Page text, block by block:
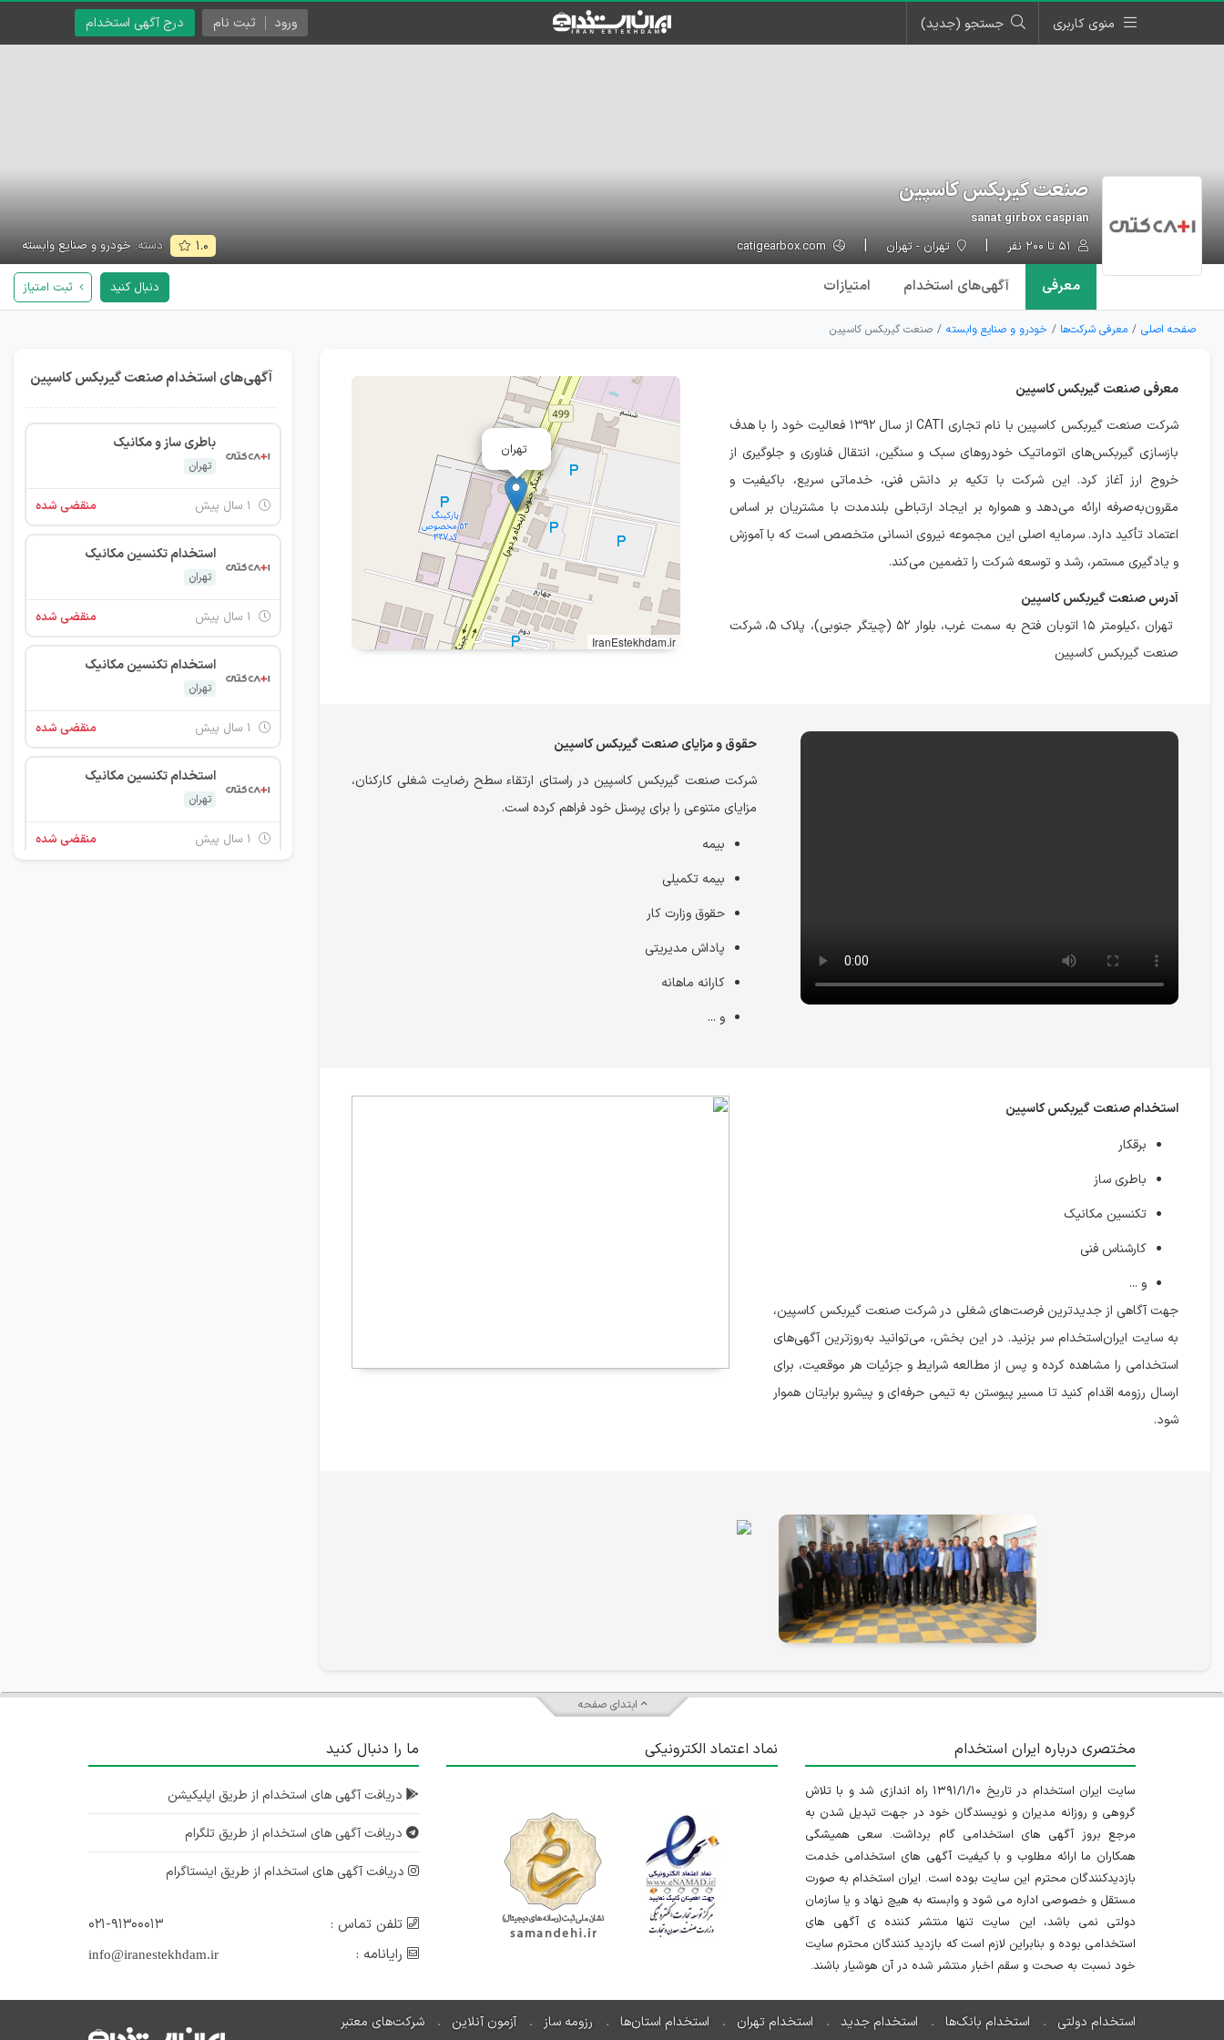
منوی کاربری جستجو (جدید) درج آگهی استخدام ورود ثبت نام
صنعت گیربکس کاسپین
sanat girbox caspian
تهران - تهران ۱.۰ دسته: خودرو و صنایع وابسته
معرفی آگهی‌های استخدام امتیازات دنبال کنید ثبت امتیاز
صفحه اصلی معرفی شرکت‌ها خودرو و صنایع وابسته صنعت گیربکس کاسپین
معرفی صنعت گیربکس کاسپین
شرکت صنعت گیربکس کاسپین با نام تجاری CATI از سال ۱۳۹۲ فعالیت خود را با هدف
بازسازی گیربکس‌های اتوماتیک خودروهای سبک و سنگین، انتقال فناوری و جلوگیری از
خروج ارز آغاز کرد. این شرکت با تکیه بر دانش فنی، خدماتی سریع، باکیفیت و
مقرون‌به‌صرفه ارائه می‌دهد و همواره بر ایجاد ارتباطی بلندمدت با مشتریان بر اساس
اعتماد تأکید دارد. سرمایه اصلی این مجموعه نیروی انسانی متخصص است که با آموزش
و یادگیری مستمر، رشد و توسعه شرکت را تضمین می‌کند.
آدرس صنعت گیربکس کاسپین
تهران ،کیلومتر ۱۵ اتوبان فتح به سمت غرب، بلوار ۵۲ (چیتگر جنوبی)، پلاک ۵، شرکت
صنعت گیربکس کاسپین
تهران
IranEstekhdam.ir
حقوق و مزایای صنعت گیربکس کاسپین
شرکت صنعت گیربکس کاسپین در راستای ارتقاء سطح رضایت شغلی کارکنان،
مزایای متنوعی را برای پرسنل خود فراهم کرده است.
بیمه
بیمه تکمیلی
حقوق وزارت کار
پاداش مدیریتی
کارانه ماهانه
و ...
استخدام صنعت گیربکس کاسپین
برقکار
باطری ساز
تکنسین مکانیک
کارشناس فنی
و ...
جهت آگاهی از جدیدترین فرصت‌های شغلی در شرکت صنعت گیربکس کاسپین،
به سایت ایران‌استخدام سر بزنید. در این بخش، می‌توانید به‌روزترین آگهی‌های
استخدامی را مشاهده کرده و پس از مطالعه شرایط و جزئیات هر موقعیت، برای
ارسال رزومه اقدام کنید تا مسیر پیوستن به تیمی حرفه‌ای و پیشرو برایتان هموار
شود.
آگهی‌های استخدام صنعت گیربکس کاسپین
باطری ساز و مکانیک
تهران
منقضی شده
استخدام تکنسین مکانیک
تهران
منقضی شده
استخدام تکنسین مکانیک
تهران
منقضی شده
استخدام تکنسین مکانیک
تهران
منقضی شده
ابتدای صفحه
مختصری درباره ایران استخدام
سایت ایران استخدام در تاریخ ۱۳۹۱/۱/۱۰ راه اندازی شد و با تلاش
گروهی و روزانه مدیران و نویسندگان خود در جهت تبدیل شدن به
مرجع بروز آگهی های استخدامی گام برداشت. سعی همیشگی
همکاران ما ارائه مطلوب و با کیفیت آگهی های استخدامی خدمت
بازدیدکنندگان محترم این سایت بوده است. ایران استخدام به صورت
مستقل و خصوصی اداره می شود و وابسته به هیچ نهاد و یا سازمان
دولتی نمی باشد، این سایت تنها منتشر کننده ی آگهی های
استخدامی بوده و بنابراین لازم است که بازدید کنندگان محترم سایت
خود نسبت به صحت و سقم اخبار منتشر شده در آن هوشیار باشند.
نماد اعتماد الکترونیکی ما را دنبال کنید
دریافت آگهی های استخدام از طریق اپلیکیشن
دریافت آگهی های استخدام از طریق تلگرام
دریافت آگهی های استخدام از طریق اینستاگرام
تلفن تماس :
۰۲۱-۹۱۳۰۰۰۱۳
رایانامه :
info@iranestekhdam.ir
استخدام دولتی استخدام بانک‌ها استخدام جدید استخدام تهران استخدام استان‌ها رزومه ساز آزمون آنلاین شرکت‌های معتبر